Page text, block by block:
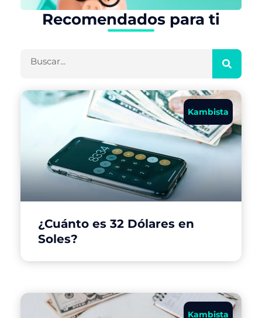
Recomendados para ti
Kambista
¿Cuánto es 32 Dólares en
Soles?
Kambista